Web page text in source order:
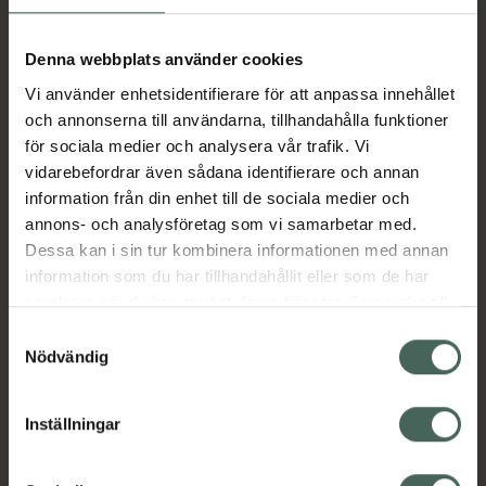
Denna webbplats använder cookies
Vi använder enhetsidentifierare för att anpassa innehållet
och annonserna till användarna, tillhandahålla funktioner
för sociala medier och analysera vår trafik. Vi
vidarebefordrar även sådana identifierare och annan
information från din enhet till de sociala medier och
annons- och analysföretag som vi samarbetar med.
Dessa kan i sin tur kombinera informationen med annan
information som du har tillhandahållit eller som de har
samlat in när du har använt deras tjänster. Samtycke till
återkalla ditt samtycke via webbplatsens
cookieinställningar. Ett återkallat samtycke påverkar inte
lagligheten av behandling som skett innan återkallelsen.
Nödvändig
Inställningar
olja från ricinfrön. Utsedd till Sveriges bästa
fri från färgämnen och mikroplaster.
Producerad i Sverige. Med doft av somrig
mynta. Antiperspirant. Roll-on. Clinical
Strength är till skillnad från vanliga
deodoranter utformade för att öka dess
förmåga att hantera lukt och fukt när
användarens stressnivåer stiger. Med andra
ord, när det blir tufft blir deodoranten tuffare.
Jämförpris 2,15 kr/ ml
Kategorier:
Visa